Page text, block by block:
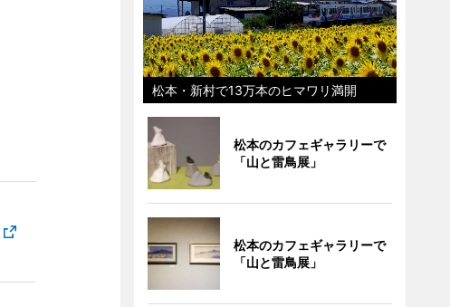
松本・新村で13万本のヒマワリ満開
松本のカフェギャラリーで
「山と雷鳥展」
松本のカフェギャラリーで
「山と雷鳥展」